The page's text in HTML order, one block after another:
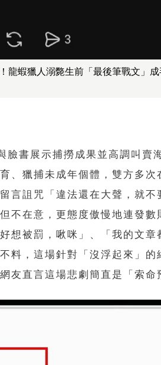
龍蝦獵人溺斃生前「最後筆戰文」
書展示捕撈成果並高調叫賣
、獵捕未成年個體，雙方多次
言詛咒「違法還在大聲，就不
不在意，更態度傲慢地連發數
想被罰，啾咪」、「我的文章
料，這場針對「沒浮起來」的
友直言這場悲劇簡直是「索命